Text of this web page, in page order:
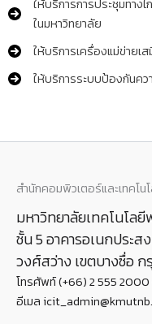
ให้บริการการประชุมทาง
ในมหาวิทยาลัย
ให้บริการเครื่องแม่ข่าย
ให้บริการระบบป้องกันค
สำนักคอมพิวเตอร์และเทคโ
มหาวิทยาลัยเทคโนโลยี
ชั้น 5 อาคารอเนกประส
วงศ์สว่าง เขตบางซื่อ
โทรศัพท์ (+66) 2 555
อีเมล